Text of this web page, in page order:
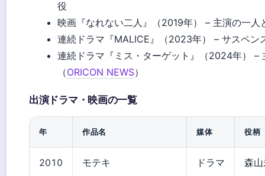
役
映画『なれない二人』（2019年） – 主演の一人
連続ドラマ『MALICE』（2023年） – サスペン
連続ドラマ『ミス・ターゲット』（2024年） –
（ORICON NEWS）
出演ドラマ・映画の一覧
年 作品名 媒体 役柄
2010 モテキ ドラマ 森